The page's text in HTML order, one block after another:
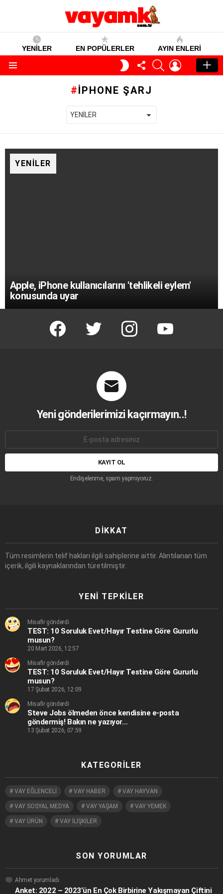
YENİLER EN POPÜLERLER AYIN ENLERI
GECE
MODU
TAKIP
ET
SEARCHGIRIŞ
IPHONE ŞARJ
YENILER
Apple, iPhone kullanıcılarını 'tehlikeli eylem'
konusunda uyar
facebook twitter instagram youtube
Yeni gönderilerimizi kaçırmayın..!
adresi:
Endişelenme, spam yapmıyoruz.
DIKKAT
Tüm resimlerin telif hakları ilgili sahiplerine aittir. Alıntılanan tüm
içerik, ilgili kaynaklarından türetilmiştir.
YENI TEPKILER
Misafir gönderdi
TEST: 10 Soruluk Evet/Hayır Testine Göre Gururlu
musun?
20 Mart 2026, 12:57
Misafir gönderdi
TEST: 10 Soruluk Evet/Hayır Testine Göre Gururlu
musun?
17 Şubat 2026, 12:09
Misafir gönderdi
Steve Jobs ölmeden önce kendisine e-posta
göndermiş! Bakın ne yazıyor…
13 Şubat 2026, 07:59
KATEGORILER
VAY EĞLENCELİ VAY HABER VAY HAYVAN
VAY SOSYAL MEDYA VAY YAŞAM VAY YEMEK
VAY ÜRÜN VAY İLİŞKİLER
SON YORUMLAR
Ahmet yorumladı.
Anket: 2022 – 2023’ün En Çok Birbirine Yakışmayan Çiftini